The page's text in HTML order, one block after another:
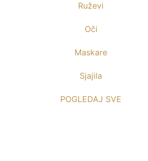
Ruževi
Oči
Maskare
Sjajila
POGLEDAJ SVE